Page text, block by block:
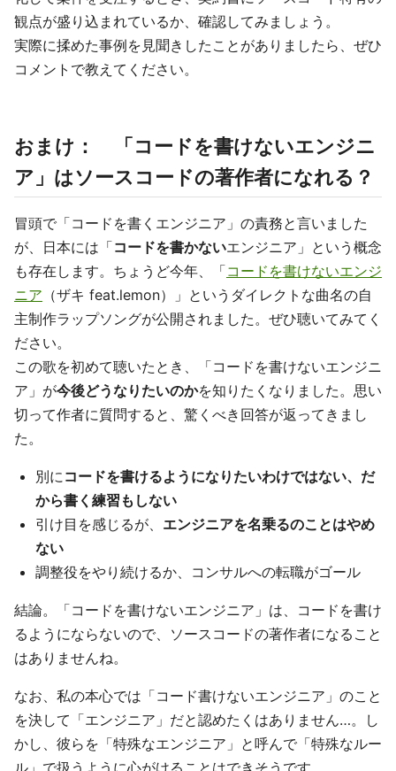
観点が盛り込まれているか、確認してみましょう。
実際に揉めた事例を見聞きしたことがありましたら、ぜひ
コメントで教えてください。
おまけ： 「コードを書けないエンジニ
ア」はソースコードの著作者になれる？
冒頭で「コードを書くエンジニア」の責務と言いました
が、日本には「コードを書かないエンジニア」という概念
も存在します。ちょうど今年、「コードを書けないエンジ
ニア （ザキ feat.lemon）」というダイレクトな曲名の自
主制作ラップソングが公開されました。ぜひ聴いてみてく
ださい。
この歌を初めて聴いたとき、「コードを書けないエンジニ
ア」が今後どうなりたいのかを知りたくなりました。思い
切って作者に質問すると、驚くべき回答が返ってきまし
た。
別にコードを書けるようになりたいわけではない、だ
から書く練習もしない
引け目を感じるが、 エンジニアを名乗るのことはやめ
ない
調整役をやり続けるか、コンサルへの転職がゴール
結論。「コードを書けないエンジニア」は、コードを書け
るようにならないので、ソースコードの著作者になること
はありませんね。
なお、私の本心では「コード書けないエンジニア」のこと
を決して「エンジニア」だと認めたくはありません…。し
かし、彼らを「特殊なエンジニア」と呼んで「特殊なルー
ル」で扱うように心がけることはできそうです。